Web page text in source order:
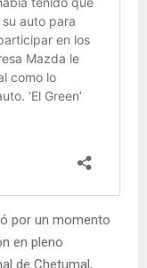
por un momento
en pleno
de Chetumal,